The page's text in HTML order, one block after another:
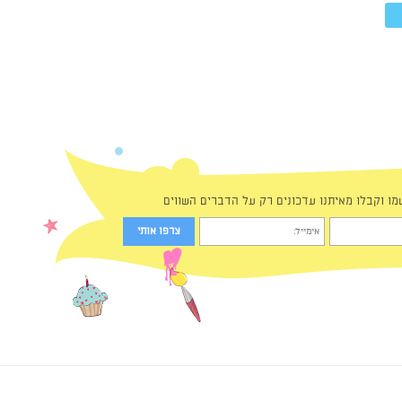
וקבלו מאיתנו עדכונים רק על הדברים השווים